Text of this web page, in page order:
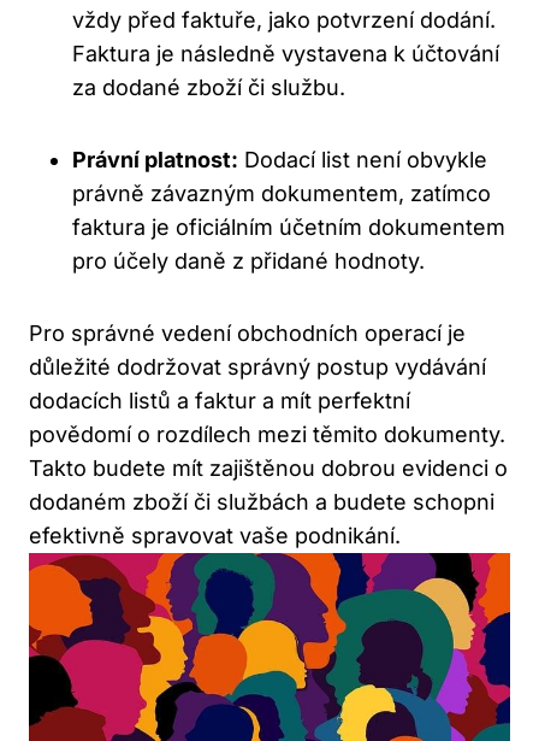
vždy před faktuře, jako potvrzení dodání.
Faktura je následně vystavena k účtování
za dodané zboží či službu.
Právní platnost: Dodací list není obvykle
právně závazným dokumentem, zatímco
faktura je oficiálním účetním dokumentem
pro účely daně z přidané hodnoty.
Pro správné vedení obchodních operací je
důležité dodržovat správný postup vydávání
dodacích listů a faktur a mít perfektní
povědomí o rozdílech mezi těmito dokumenty.
Takto budete mít zajištěnou dobrou evidenci o
dodaném zboží či službách a budete schopni
efektivně spravovat vaše podnikání.